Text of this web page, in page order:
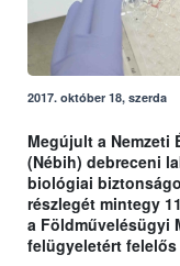
2017. október 18, szerda
Megújult a Nemzeti
(Nébih) debreceni
biológiai
részlegét mintegy
a Földművelésügyi
felügyeletért